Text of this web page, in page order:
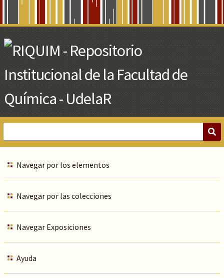
Main
Content
Navegar por los elementos
Navegar por las colecciones
Navegar Exposiciones
Ayuda